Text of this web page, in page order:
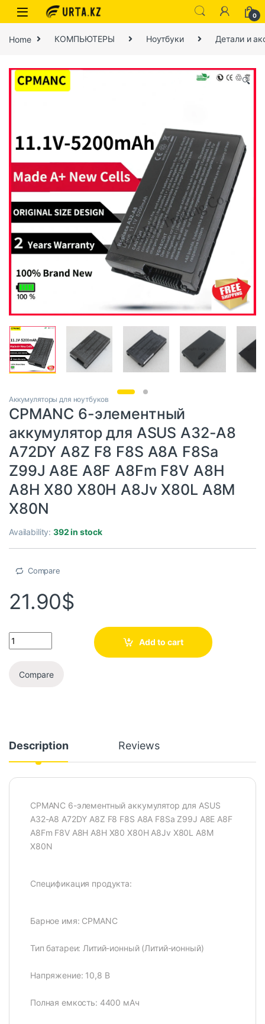
0
Home КОМПЬЮТЕРЫ Ноутбуки Детали и
🔍
Аккумуляторы для ноутбуков
CPMANC 6-элементный
аккумулятор для ASUS A32-A8
A72DY A8Z F8 F8S A8A F8Sa
Z99J A8E A8F A8Fm F8V A8H
A8H X80 X80H A8Jv X80L A8M
X80N
Availability:392 in stock
Compare
21.90$
Add to cart
Compare
Description Reviews
CPMANC 6-элементный аккумулятор для ASUS
A32-A8 A72DY A8Z F8 F8S A8A F8Sa Z99J A8E A8F
A8Fm F8V A8H A8H X80 X80H A8Jv X80L A8M
X80N
Спецификация продукта:
Барное имя: CPMANC
Тип батареи: Литий-ионный (Литий-ионный)
Напряжение: 10,8 В
Полная емкость: 4400 мАч